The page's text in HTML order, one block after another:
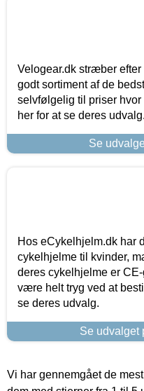
Velogear.dk stræber
godt sortiment af de
selvfølgelig til priser
her for at se deres udvalg.
Se
Hos eCykelhjelm.dk har
cykelhjelme til kvinder,
deres cykelhjelme er
være helt tryg ved at
se deres udvalg.
Se udvalget
Vi har gennemgået de